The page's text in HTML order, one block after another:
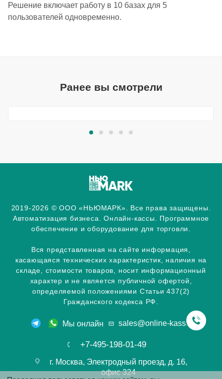
Решение включает работу в 10 базах для 5
пользователей одновременно.
Ранее вы смотрели
2019-2026 © ООО «НЬЮМАРК». Все права защищены.
Автоматизация бизнеса. Онлайн-кассы. Программное
обеспечение и оборудование для торговли.
Вся представленная на сайте информация,
касающаяся технических характеристик, наличия на
складе, стоимости товаров, носит информационный
характер и не является публичной офертой,
определяемой положениями Статьи 437(2)
Гражданского кодекса РФ.
Мы онлайн sales@online-kassa.info
+7-495-198-01-49
г. Москва, Электродный проезд, д. 16,
офис 324